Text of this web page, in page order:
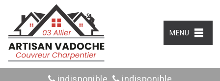
MENU
indisponible indisponible